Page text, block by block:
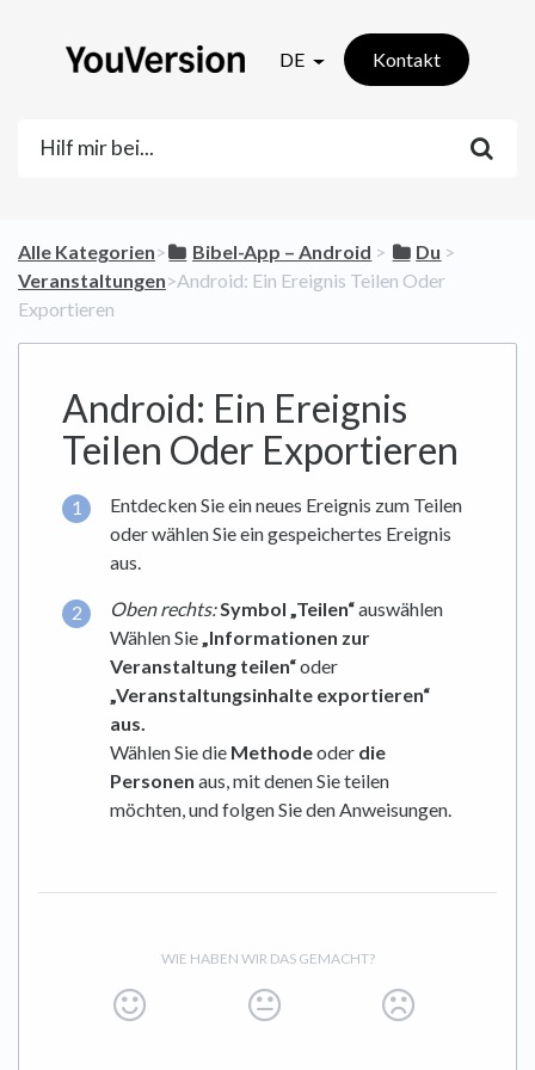
DE Kontakt
Alle Kategorien​>​ ​Bibel-App – Android ​ > ​ ​Du ​ > ​
Veranstaltungen​>​ Android: Ein Ereignis Teilen Oder
Exportieren
Android: Ein Ereignis
Teilen Oder Exportieren
Entdecken Sie ein neues Ereignis zum Teilen
oder wählen Sie ein gespeichertes Ereignis
aus.
Oben rechts:Symbol „Teilen“auswählen
Wählen Sie„Informationen zur
Veranstaltung teilen“oder
„Veranstaltungsinhalte exportieren“
aus.
Wählen Sie die Methodeoder die
Personen aus, mit denen Sie teilen
möchten, und folgen Sie den Anweisungen.
WIE HABEN WIR DAS GEMACHT?